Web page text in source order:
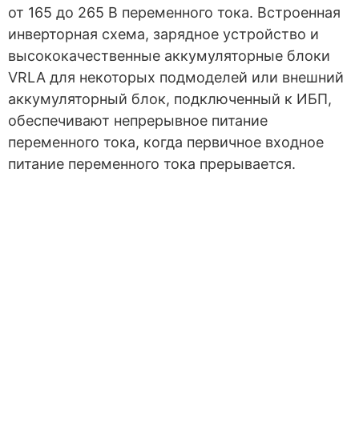
от 165 до 265 В переменного тока. Встроенная
инверторная схема, зарядное устройство и
высококачественные аккумуляторные блоки
VRLA для некоторых подмоделей или внешний
аккумуляторный блок, подключенный к ИБП,
обеспечивают непрерывное питание
переменного тока, когда первичное входное
питание переменного тока прерывается.